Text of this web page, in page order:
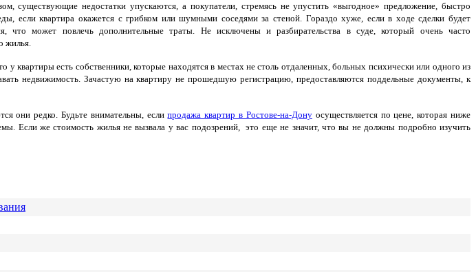
существующие недостатки упускаются, а покупатели, стремясь не упустить «выгодное» предложение, быстро
если квартира окажется с грибком или шумными соседями за стеной. Гораздо хуже, если в ходе сделки будет
что может повлечь дополнительные траты. Не исключены и разбирательства в суде, который очень часто
жилья.
у квартиры есть собственники, которые находятся в местах не столь отдаленных, больных психически или одного из
недвижимость. Зачастую на квартиру не прошедшую регистрацию, предоставляются поддельные документы, к
они редко. Будьте внимательны, еслипродажа квартир в Ростове-на-Донуосуществляется по цене, которая ниже
Если же стоимость жилья не вызвала у вас подозрений, это еще не значит, что вы не должны подробно изучить